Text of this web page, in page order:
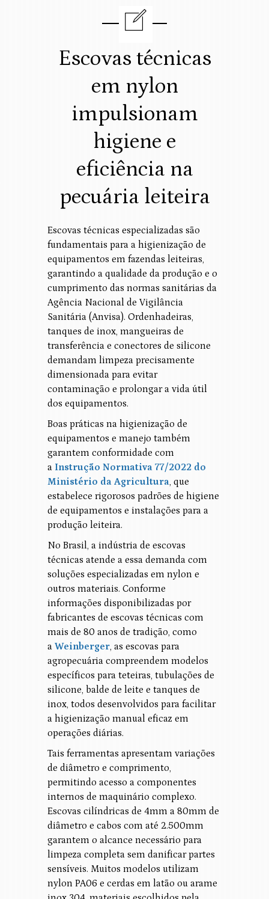
Escovas técnicas
em nylon
impulsionam
higiene e
eficiência na
pecuária leiteira
Escovas técnicas especializadas são
fundamentais para a higienização de
equipamentos em fazendas leiteiras,
garantindo a qualidade da produção e o
cumprimento das normas sanitárias da
Agência Nacional de Vigilância
Sanitária (Anvisa). Ordenhadeiras,
tanques de inox, mangueiras de
transferência e conectores de silicone
demandam limpeza precisamente
dimensionada para evitar
contaminação e prolongar a vida útil
dos equipamentos.
Boas práticas na higienização de
equipamentos e manejo também
garantem conformidade com
a Instrução Normativa 77/2022 do
Ministério da Agricultura, que
estabelece rigorosos padrões de higiene
de equipamentos e instalações para a
produção leiteira.
No Brasil, a indústria de escovas
técnicas atende a essa demanda com
soluções especializadas em nylon e
outros materiais. Conforme
informações disponibilizadas por
fabricantes de escovas técnicas com
mais de 80 anos de tradição, como
a Weinberger, as escovas para
agropecuária compreendem modelos
específicos para teteiras, tubulações de
silicone, balde de leite e tanques de
inox, todos desenvolvidos para facilitar
a higienização manual eficaz em
operações diárias.
Tais ferramentas apresentam variações
de diâmetro e comprimento,
permitindo acesso a componentes
internos de maquinário complexo.
Escovas cilíndricas de 4mm a 80mm de
diâmetro e cabos com até 2.500mm
garantem o alcance necessário para
limpeza completa sem danificar partes
sensíveis. Muitos modelos utilizam
nylon PA06 e cerdas em latão ou arame